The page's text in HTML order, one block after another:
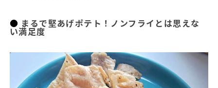
まるで堅あげポテト！ノンフライとは思えな
い満足度